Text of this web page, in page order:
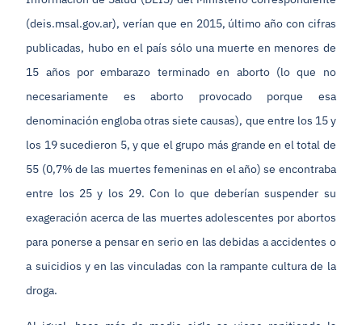
(deis.msal.gov.ar), verían que en 2015, último año con cifras
publicadas, hubo en el país sólo una muerte en menores de
15 años por embarazo terminado en aborto (lo que no
necesariamente es aborto provocado porque esa
denominación engloba otras siete causas), que entre los 15 y
los 19 sucedieron 5, y que el grupo más grande en el total de
55 (0,7% de las muertes femeninas en el año) se encontraba
entre los 25 y los 29. Con lo que deberían suspender su
exageración acerca de las muertes adolescentes por abortos
para ponerse a pensar en serio en las debidas a accidentes o
a suicidios y en las vinculadas con la rampante cultura de la
droga.